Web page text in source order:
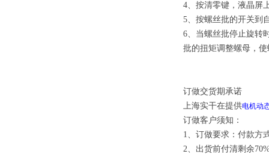
4、按清零键，液晶屏
5、按螺丝批的开关到
6、当螺丝批停止旋转
批的扭矩调整螺母，
订做交货期承诺
上海实干在提供电机动
订做客户须知：
1、订做要求：付款方
2、出货前付清剩余